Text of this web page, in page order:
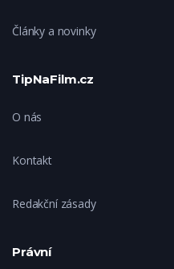
Články a novinky
TipNaFilm.cz
O nás
Kontakt
Redakční zásady
Právní